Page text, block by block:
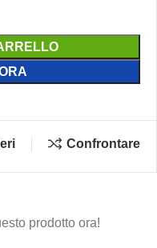
Confrontare
prodotto ora!